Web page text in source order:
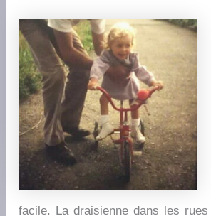
facile. La draisienne dans les